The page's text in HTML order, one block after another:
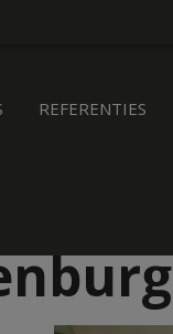
REFERENTIES